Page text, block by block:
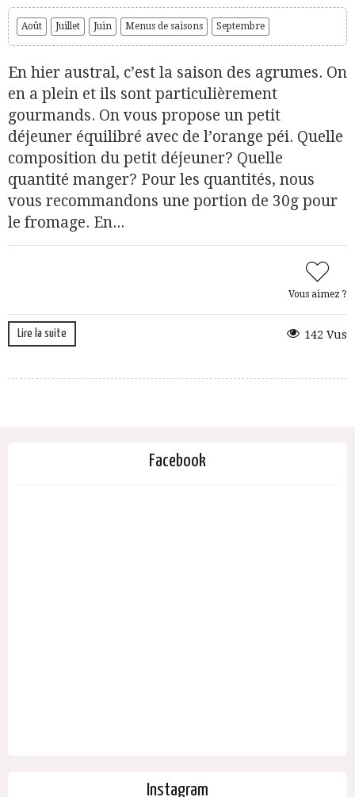
Août Juillet Juin Menus de saisons Septembre
En hier austral, c’est la saison des agrumes. On
en a plein et ils sont particulièrement
gourmands. On vous propose un petit
déjeuner équilibré avec de l’orange péi. Quelle
composition du petit déjeuner? Quelle
quantité manger? Pour les quantités, nous
vous recommandons une portion de 30g pour
le fromage. En...
Vous aimez ?
Lire la suite 142 Vus
Facebook
Instagram